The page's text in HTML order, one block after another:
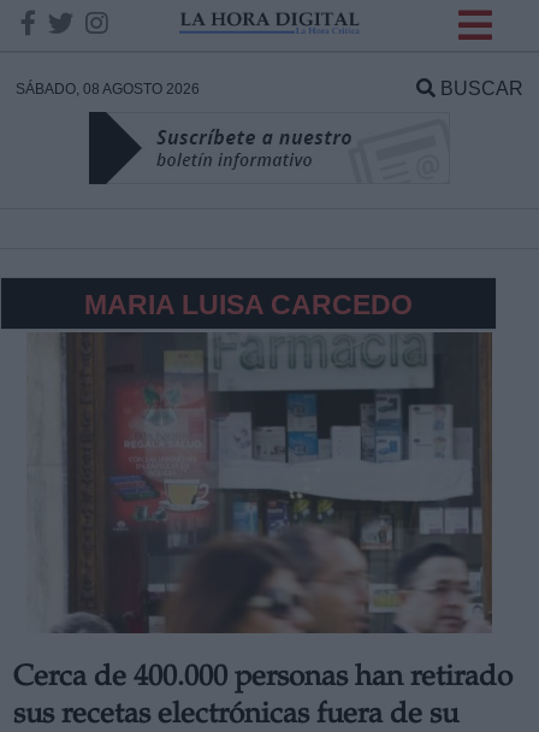
SÁBADO, 08 AGOSTO 2026 BUSCAR
MARIA LUISA CARCEDO
Cerca de 400.000 personas han retirado
sus recetas electrónicas fuera de su
DATOS
Responsable:
Legitimación:
Destinatarios:
Derechos: